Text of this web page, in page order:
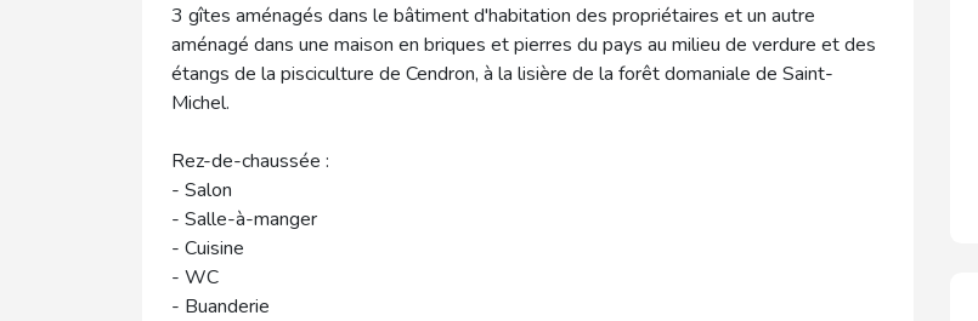
3 gîtes aménagés dans le bâtiment d'habitation des propriétaires et un autre
aménagé dans une maison en briques et pierres du pays au milieu de verdure et des
étangs de la pisciculture de Cendron, à la lisière de la forêt domaniale de Saint-
Michel.
Rez-de-chaussée :
- Salon
- Salle-à-manger
- Cuisine
- WC
- Buanderie